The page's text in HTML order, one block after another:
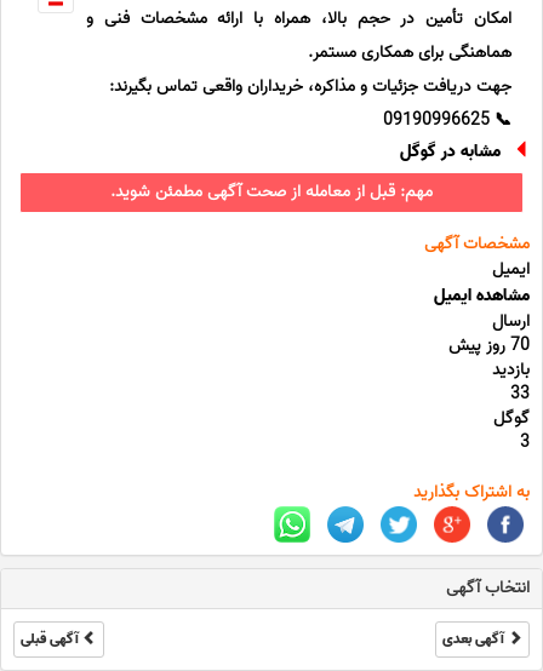
امکان تأمین در حجم بالا، همراه با ارائه مشخصات فنی و
هماهنگی برای همکاری مستمر.
جهت دریافت جزئیات و مذاکره، خریداران واقعی تماس بگیرند:
📞 09190996625
مشابه در گوگل
مهم: قبل از معامله از صحت آگهی مطمئن شوید.
مشخصات آگهی
ایمیل
مشاهده ایمیل
ارسال
70 روز پیش
بازدید
33
گوگل
3
به اشتراک بگذارید
انتخاب آگهی
آگهی بعدی آگهی قبلی